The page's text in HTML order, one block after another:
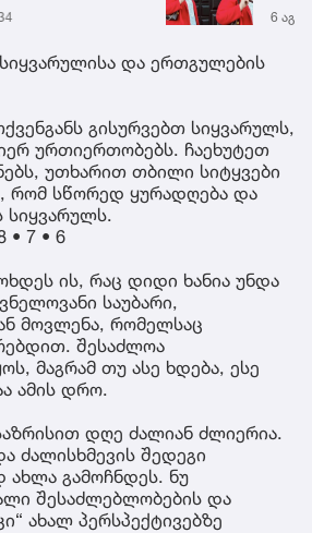
- გოგა მანიას
6 აგვ
და ერთგულების
გისურვებთ სიყვარულს,
ურთიერთობებს. ჩაეხუტეთ
უთხარით თბილი სიტყვები
რომ სწორედ ყურადღება და
სიყვარულს.
• 7 • 6
ის, რაც დიდი ხანია უნდა
საუბარი,
მოვლენა, რომელსაც
შესაძლოა
მაგრამ თუ ასე ხდება, ესე
ამის დრო.
დღე ძალიან ძლიერია.
ძალისხმევის შედეგი
გამოჩნდეს. ნუ
შესაძლებლობების და
ახალ პერსპექტივებზე